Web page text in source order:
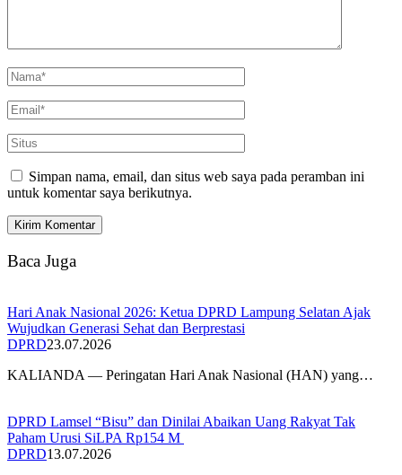
Simpan nama, email, dan situs web saya pada peramban ini
untuk komentar saya berikutnya.
Baca Juga
Hari Anak Nasional 2026: Ketua DPRD Lampung Selatan Ajak
Wujudkan Generasi Sehat dan Berprestasi
DPRD23.07.2026
KALIANDA — Peringatan Hari Anak Nasional (HAN) yang…
‎DPRD Lamsel “Bisu” dan Dinilai Abaikan Uang Rakyat Tak
Paham Urusi SiLPA Rp154 M ‎
DPRD13.07.2026